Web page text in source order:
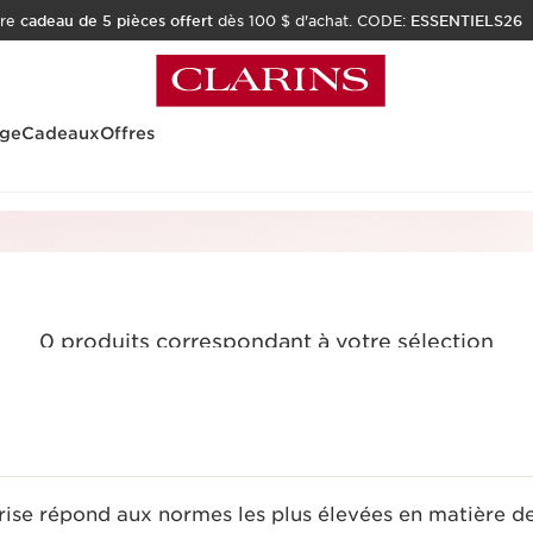
cadeau de 5 pièces offert dès 100 $ d'achat. CODE: ESSENTIELS26
CadeauxOffres
0 produits correspondant à votre sélection
répond aux normes les plus élevées en matière